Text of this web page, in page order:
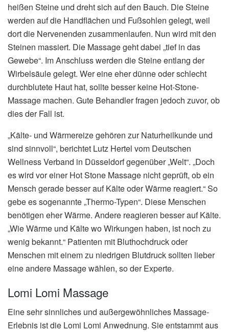
heißen Steine und dreht sich auf den Bauch. Die Steine
werden auf die Handflächen und Fußsohlen gelegt, weil
dort die Nervenenden zusammenlaufen. Nun wird mit den
Steinen massiert. Die Massage geht dabei „tief in das
Gewebe“. Im Anschluss werden die Steine entlang der
Wirbelsäule gelegt. Wer eine eher dünne oder schlecht
durchblutete Haut hat, sollte besser keine Hot-Stone-
Massage machen. Gute Behandler fragen jedoch zuvor, ob
dies der Fall ist.
„Kälte- und Wärmereize gehören zur Naturheilkunde und
sind sinnvoll“, berichtet Lutz Hertel vom Deutschen
Wellness Verband in Düsseldorf gegenüber „Welt“. „Doch
es wird vor einer Hot Stone Massage nicht geprüft, ob ein
Mensch gerade besser auf Kälte oder Wärme reagiert.“ So
gebe es sogenannte „Thermo-Typen“. Diese Menschen
benötigen eher Wärme. Andere reagieren besser auf Kälte.
„Wie Wärme und Kälte wo Wirkungen haben, ist noch zu
wenig bekannt.“ Patienten mit Bluthochdruck oder
Menschen mit einem zu niedrigen Blutdruck sollten lieber
eine andere Massage wählen, so der Experte.
Lomi Lomi Massage
Eine sehr sinnliches und außergewöhnliches Massage-
Erlebnis ist die Lomi Lomi Anwednung. Sie entstammt aus